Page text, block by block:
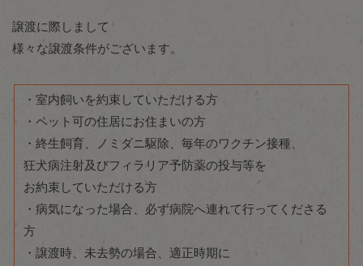
譲渡に際しまして
様々な譲渡条件がございます。
・室内飼いを約束していただける方
・ペット可の住居にお住まいの方
・終生飼育、ノミダニ駆除、毎年のワクチン接種、
狂犬病注射及びフィラリア予防薬の投与等を
お約束していただける方
・病気になった場合、必ず病院へ連れて行ってくださる
方
・譲渡時、未去勢の場合、適正時期に